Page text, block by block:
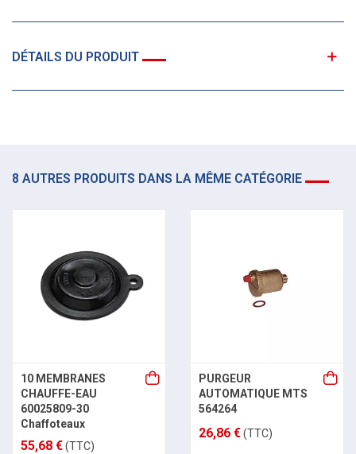
DÉTAILS DU PRODUIT
8 AUTRES PRODUITS DANS LA MÊME CATÉGORIE
10 MEMBRANES
CHAUFFE-EAU
60025809-30
Chaffoteaux
55,68 €(TTC)
PURGEUR
AUTOMATIQUE MTS
564264
26,86 €(TTC)